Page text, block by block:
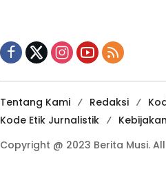
Tentang Kami Redaksi
Kode Etik Jurnalistik
Copyright @ 2023 Berita Musi.